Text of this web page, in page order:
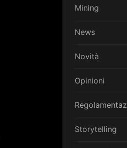
Mining
News
Novità
Opinioni
Storytelling